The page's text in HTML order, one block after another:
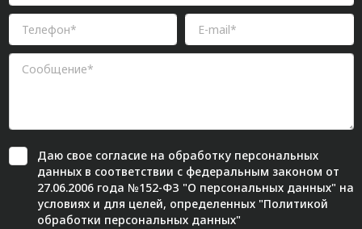
Даю свое согласиена обработку персональных
данных в соответствии с федеральным законом от
27.06.2006 года №152-ФЗ "О персональных данных" на
условиях и для целей, определенных "Политикой
обработки персональных данных"